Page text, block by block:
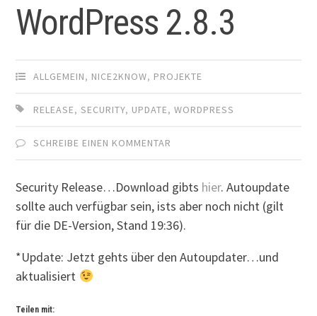
WordPress 2.8.3
ALLGEMEIN, NICE2KNOW, PROJEKTE
RELEASE,SECURITY, UPDATE,WORDPRESS
SCHREIBE EINEN KOMMENTAR
Security Release…Download gibts hier. Autoupdate
sollte auch verfügbar sein, ists aber noch nicht (gilt
für die DE-Version, Stand 19:36).
*Update: Jetzt gehts über den Autoupdater…und
aktualisiert
Teilen mit: